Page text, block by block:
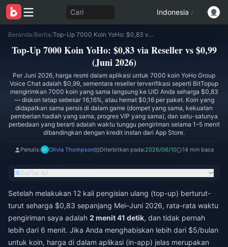
Cari Indonesia /
Beranda/Berita/ Top-Up 7000 Koin YoHo: $0,83 via Reseller vs $0,99 (Juni 2026)
Top-Up 7000 Koin YoHo: $0,83 via Reseller vs $0,99
(Juni 2026)
Per Juni 2026, harga resmi dalam aplikasi untuk 7000 koin YoHo Group
Voice Chat adalah $0,99, sementara reseller terverifikasi seperti BitTopup
mengirimkan 7000 koin yang sama langsung ke UID Anda seharga $0,83
— diskon tetap sebesar 16,16%, atau hemat $0,16 per paket. Koin yang
didapatkan sama persis di dalam game (dompet yang sama, kekuatan
pemberian hadiah yang sama, progres VIP yang sama), dan satu-satunya
perbedaan yang berarti adalah waktu tunggu pengiriman selama 1–5 menit
dibandingkan dengan kredit instan dari App Store.
Penulis: Olivia Thompson Diterbitkan pada:2026/06/10 14 min baca
Daftar Isi
Setelah melakukan 12 kali pengisian ulang (top-up) berturut-
turut seharga $0,83 sepanjang Mei–Juni 2026, rata-rata waktu
pengiriman saya adalah 2 menit 41 detik, dan tidak pernah
lebih dari 6 menit. Jika Anda menghabiskan lebih dari $5/bulan
untuk koin, harga di dalam aplikasi (in-app) jelas merupakan